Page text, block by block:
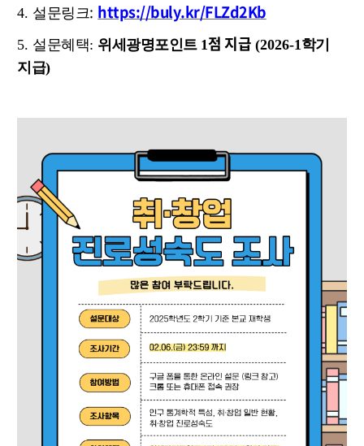
4. 설문링크: https://buly.kr/FLZd2Kb
5. 설문혜택: 위세광명포인트 1점 지급 (2026-1학기
지급)